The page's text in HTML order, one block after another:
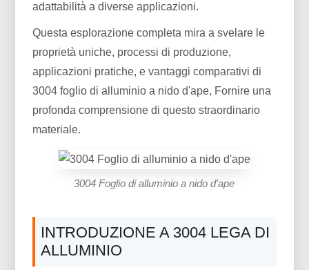
adattabilità a diverse applicazioni.
Questa esplorazione completa mira a svelare le
proprietà uniche, processi di produzione,
applicazioni pratiche, e vantaggi comparativi di
3004 foglio di alluminio a nido d'ape, Fornire una
profonda comprensione di questo straordinario
materiale.
3004 Foglio di alluminio a nido d'ape
INTRODUZIONE A 3004 LEGA DI
ALLUMINIO